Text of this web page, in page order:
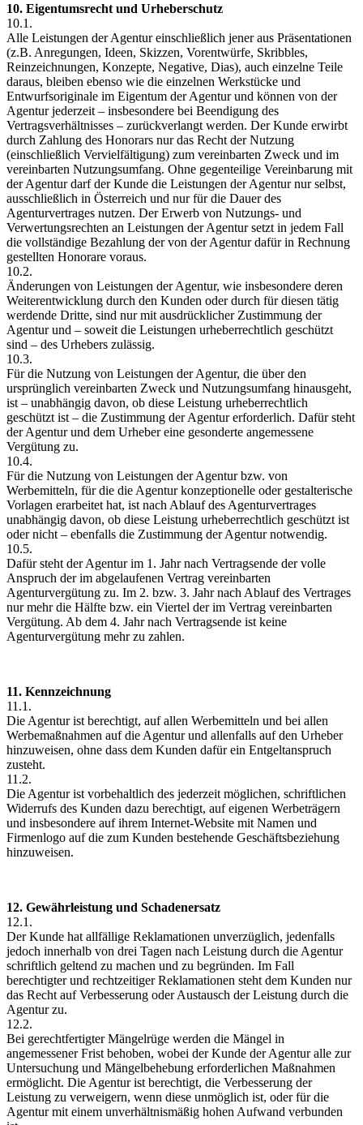
10. Eigentumsrecht und Urheberschutz
10.1.
Alle Leistungen der Agentur einschließlich jener aus Präsentationen
(z.B. Anregungen, Ideen, Skizzen, Vorentwürfe, Skribbles,
Reinzeichnungen, Konzepte, Negative, Dias), auch einzelne Teile
daraus, bleiben ebenso wie die einzelnen Werkstücke und
Entwurfsoriginale im Eigentum der Agentur und können von der
Agentur jederzeit – insbesondere bei Beendigung des
Vertragsverhältnisses – zurückverlangt werden. Der Kunde erwirbt
durch Zahlung des Honorars nur das Recht der Nutzung
(einschließlich Vervielfältigung) zum vereinbarten Zweck und im
vereinbarten Nutzungsumfang. Ohne gegenteilige Vereinbarung mit
der Agentur darf der Kunde die Leistungen der Agentur nur selbst,
ausschließlich in Österreich und nur für die Dauer des
Agenturvertrages nutzen. Der Erwerb von Nutzungs- und
Verwertungsrechten an Leistungen der Agentur setzt in jedem Fall
die vollständige Bezahlung der von der Agentur dafür in Rechnung
gestellten Honorare voraus.
10.2.
Änderungen von Leistungen der Agentur, wie insbesondere deren
Weiterentwicklung durch den Kunden oder durch für diesen tätig
werdende Dritte, sind nur mit ausdrücklicher Zustimmung der
Agentur und – soweit die Leistungen urheberrechtlich geschützt
sind – des Urhebers zulässig.
10.3.
Für die Nutzung von Leistungen der Agentur, die über den
ursprünglich vereinbarten Zweck und Nutzungsumfang hinausgeht,
ist – unabhängig davon, ob diese Leistung urheberrechtlich
geschützt ist – die Zustimmung der Agentur erforderlich. Dafür steht
der Agentur und dem Urheber eine gesonderte angemessene
Vergütung zu.
10.4.
Für die Nutzung von Leistungen der Agentur bzw. von
Werbemitteln, für die die Agentur konzeptionelle oder gestalterische
Vorlagen erarbeitet hat, ist nach Ablauf des Agenturvertrages
unabhängig davon, ob diese Leistung urheberrechtlich geschützt ist
oder nicht – ebenfalls die Zustimmung der Agentur notwendig.
10.5.
Dafür steht der Agentur im 1. Jahr nach Vertragsende der volle
Anspruch der im abgelaufenen Vertrag vereinbarten
Agenturvergütung zu. Im 2. bzw. 3. Jahr nach Ablauf des Vertrages
nur mehr die Hälfte bzw. ein Viertel der im Vertrag vereinbarten
Vergütung. Ab dem 4. Jahr nach Vertragsende ist keine
Agenturvergütung mehr zu zahlen.
11. Kennzeichnung
11.1.
Die Agentur ist berechtigt, auf allen Werbemitteln und bei allen
Werbemaßnahmen auf die Agentur und allenfalls auf den Urheber
hinzuweisen, ohne dass dem Kunden dafür ein Entgeltanspruch
zusteht.
11.2.
Die Agentur ist vorbehaltlich des jederzeit möglichen, schriftlichen
Widerrufs des Kunden dazu berechtigt, auf eigenen Werbeträgern
und insbesondere auf ihrem Internet-Website mit Namen und
Firmenlogo auf die zum Kunden bestehende Geschäftsbeziehung
hinzuweisen.
12. Gewährleistung und Schadenersatz
12.1.
Der Kunde hat allfällige Reklamationen unverzüglich, jedenfalls
jedoch innerhalb von drei Tagen nach Leistung durch die Agentur
schriftlich geltend zu machen und zu begründen. Im Fall
berechtigter und rechtzeitiger Reklamationen steht dem Kunden nur
das Recht auf Verbesserung oder Austausch der Leistung durch die
Agentur zu.
12.2.
Bei gerechtfertigter Mängelrüge werden die Mängel in
angemessener Frist behoben, wobei der Kunde der Agentur alle zur
Untersuchung und Mängelbehebung erforderlichen Maßnahmen
ermöglicht. Die Agentur ist berechtigt, die Verbesserung der
Leistung zu verweigern, wenn diese unmöglich ist, oder für die
Agentur mit einem unverhältnismäßig hohen Aufwand verbunden